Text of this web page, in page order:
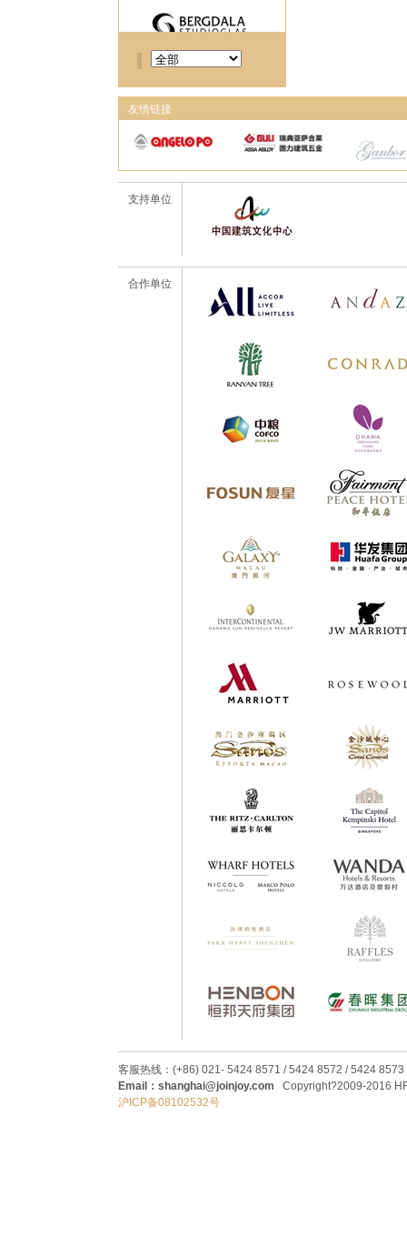
友情链接
支持单位
合作单位
客服热线：(+86) 021- 5424 8571 / 5424 8572 / 5424 8573
Email：shanghai@joinjoy.com Copyright?2009-2016
沪ICP备08102532号